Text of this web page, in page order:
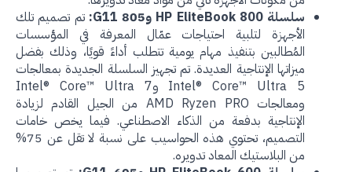
سلسلة HP EliteBook 800 و805 G11:
تم تصميم تلك
الأجهزة لتلبية احتياجات عمّال المعرفة في المؤسسات
المُطالبين بتنفيذ مهام يومية تتطلب أداءً قويًا، وذلك بفضل
ميزاتها الإنتاجية العديدة. تم تجهيز السلسلة الجديدة بمعالجات
Intel® Core™ Ultra 5 وIntel® Core™ Ultra 7
ومعالجات AMD Ryzen PRO من الجيل القادم لزيادة
الإنتاجية بدفعة من الذكاء الاصطناعي. فيما يخص خامات
التصميم، تحتوي هذه الحواسيب على نسبة لا تقل عن 75%
من البلاستيك المعاد تدويره.